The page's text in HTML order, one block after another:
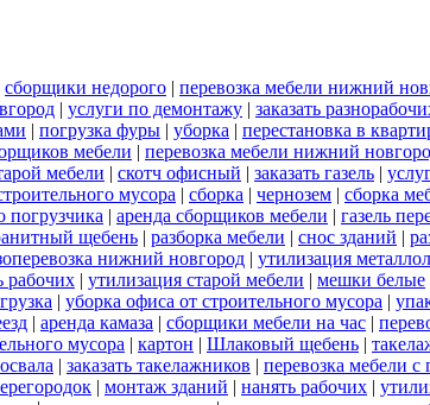
сборщики недорого | перевозка мебели нижний
| услуги по демонтажу | заказать
| погрузка фуры | уборка | перестановка в
мебели | перевозка мебели нижний
мебели | скотч офисный | заказать газель |
мусора | сборка | чернозем | сборка
погрузчика | аренда сборщиков мебели | газель
щебень | разборка мебели | снос зданий |
нижний новгород | утилизация
рабочих | утилизация старой мебели | мешки белые
| уборка офиса от строительного мусора |
| аренда камаза | сборщики мебели на час |
мусора | картон | Шлаковый щебень |
| заказать такелажников | перевозка мебели
| монтаж зданий | нанять рабочих |